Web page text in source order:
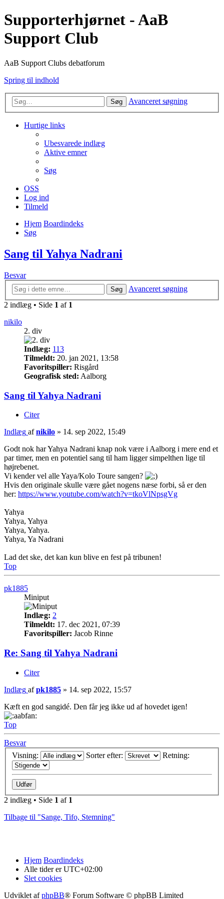
Supporterhjørnet - AaB
Support Club
AaB Support Clubs debatforum
Spring til indhold
Søg Avanceret søgning
Hurtige links
Ubesvarede indlæg
Aktive emner
Søg
OSS
Log ind
Tilmeld
Hjem Boardindeks
Søg
Sang til Yahya Nadrani
Besvar
Søg
Avanceret søgning
2 indlæg • Side 1 af 1
nikilo
2. div
Indlæg: 113
Tilmeldt: 20. jan 2021, 13:58
Favoritspiller: Risgård
Geografisk sted: Aalborg
Sang til Yahya Nadrani
Citer
Indlæg afnikilo » 14. sep 2022, 15:49
Godt nok har Yahya Nadrani knap nok være i Aalborg i mere end et
par timer, men en potentiel sang til ham ligger simpelthen lige til
højrebenet.
Vi kender vel alle Yaya/Kolo Toure sangen?
Hvis den originale skulle være gået nogens næse forbi, så er den
her: https://www.youtube.com/watch?v=tkoVlNpsgVg
Yahya
Yahya, Yahya
Yahya, Yahya.
Yahya, Ya Nadrani
Lad det ske, det kan kun blive en fest på tribunen!
Top
pk1885
Miniput
Indlæg: 2
Tilmeldt: 17. dec 2021, 07:39
Favoritspiller: Jacob Rinne
Re: Sang til Yahya Nadrani
Citer
Indlæg afpk1885 » 14. sep 2022, 15:57
Kæft en god sangidé. Den får jeg ikke ud af hovedet igen!
Top
Besvar
Visning:
Sorter efter: Retning:
2 indlæg • Side 1 af 1
Tilbage til "Sange, Tifo, Stemning"
Hjem Boardindeks
Alle tider erUTC+02:00
Slet cookies
Udviklet afphpBB® Forum Software © phpBB Limited